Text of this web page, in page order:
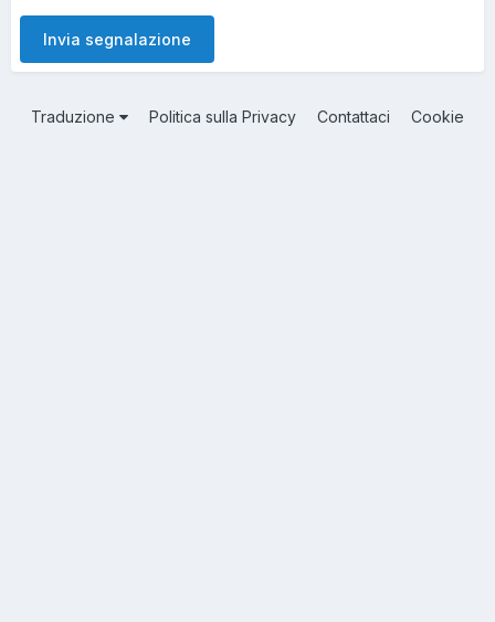
Invia segnalazione
Traduzione Politica sulla Privacy Contattaci Cookie